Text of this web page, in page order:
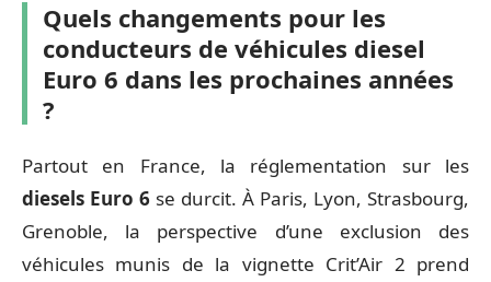
Quels changements pour les
conducteurs de véhicules diesel
Euro 6 dans les prochaines années
?
Partout en France, la réglementation sur les
diesels Euro 6 se durcit. À Paris, Lyon, Strasbourg,
Grenoble, la perspective d’une exclusion des
véhicules munis de la vignette Crit’Air 2 prend